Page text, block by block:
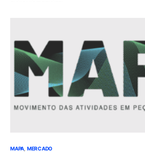
MAPA MERCADO